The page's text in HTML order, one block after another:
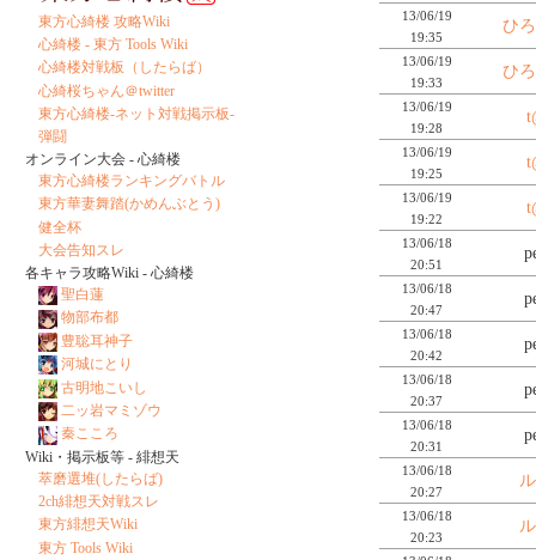
13/06/19
19:35
ひ
13/06/19
19:33
ひ
13/06/19
19:28
13/06/19
19:25
13/06/19
19:22
13/06/18
20:51
13/06/18
20:47
13/06/18
20:42
13/06/18
20:37
13/06/18
20:31
13/06/18
20:27
13/06/18
20:23
東方心綺楼 攻略Wiki
心綺楼 - 東方 Tools Wiki
心綺楼対戦板（したらば）
心綺桜ちゃん＠twitter
東方心綺楼-ネット対戦掲示板-
弾闘
オンライン大会 - 心綺楼
東方心綺楼ランキングバトル
東方華妻舞踏(かめんぶとう)
健全杯
大会告知スレ
各キャラ攻略Wiki - 心綺楼
聖白蓮
物部布都
豊聡耳神子
河城にとり
古明地こいし
二ッ岩マミゾウ
秦こころ
Wiki・掲示板等 - 緋想天
萃磨選堆(したらば)
2ch緋想天対戦スレ
東方緋想天Wiki
東方 Tools Wiki